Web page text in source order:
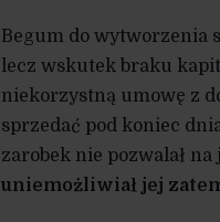
Begum do wytworzenia
lecz wskutek braku
niekorzystną umowę z
sprzedać pod koniec
zarobek nie pozwalał
uniemożliwiał jej